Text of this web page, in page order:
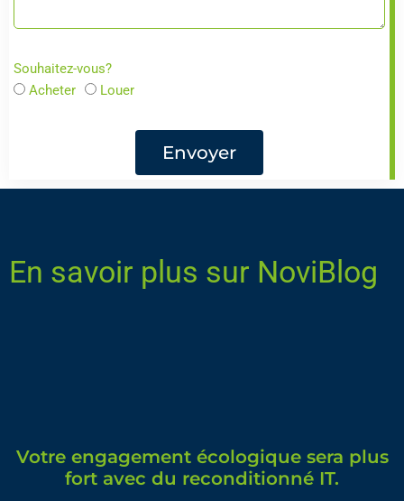
Souhaitez-vous?
Acheter
Louer
Envoyer
En savoir plus sur NoviBlog
Votre engagement écologique sera plus
fort avec du reconditionné IT.